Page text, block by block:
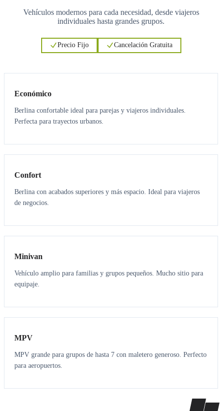
Vehículos modernos para cada necesidad, desde viajeros
individuales hasta grandes grupos.
Precio Fijo Cancelación Gratuita
Económico
Berlina confortable ideal para parejas y viajeros individuales.
Perfecta para trayectos urbanos.
3 3
Confort
Berlina con acabados superiores y más espacio. Ideal para viajeros
de negocios.
6 5
Minivan
Vehículo amplio para familias y grupos pequeños. Mucho sitio para
equipaje.
7 7
MPV
MPV grande para grupos de hasta 7 con maletero generoso. Perfecto
para aeropuertos.